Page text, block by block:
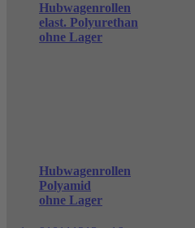
Hubwagenrollen
elast. Polyurethan
ohne Lager
Hubwagenrollen
Polyamid
ohne Lager